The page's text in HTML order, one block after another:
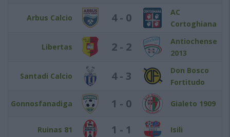
Arbus Calcio 4 - 0
AC
Cortoghiana
Libertas 2 - 2
Antiochense
2013
Santadi Calcio 4 - 3
Don Bosco
Fortitudo
Gonnosfanadiga 1 - 0 Gialeto 1909
Ruinas 81 1 - 1 Isili